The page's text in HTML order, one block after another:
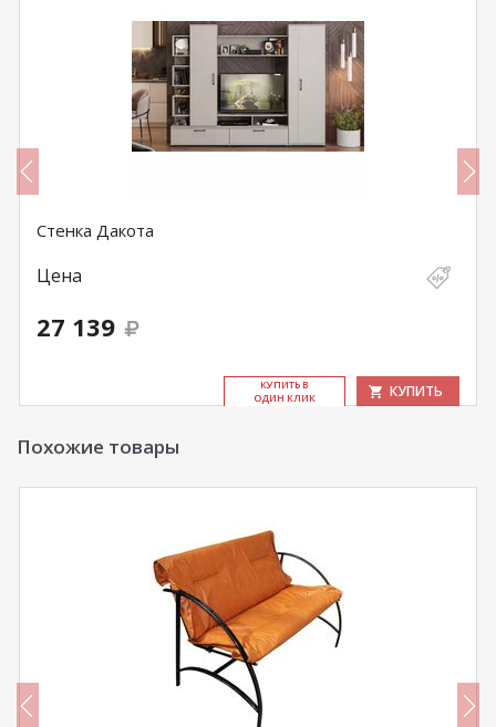
Стенка Дакота
Цена
27 139
КУ­ПИТЬ В
ОДИН КЛИК
КУПИТЬ
Похожие товары